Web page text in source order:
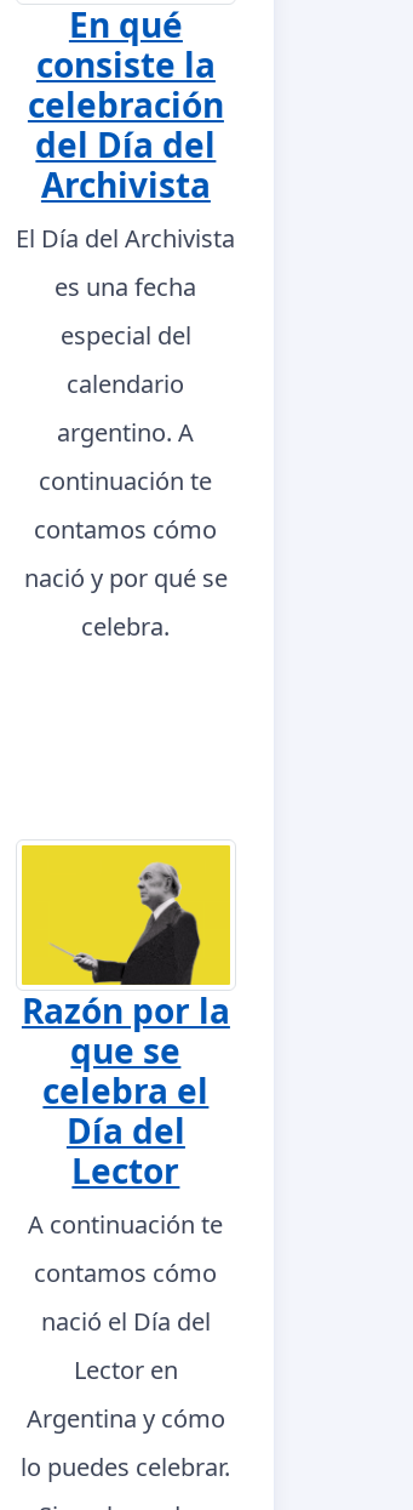
En qué
consiste la
celebración
del Día del
Archivista
El Día del Archivista
es una fecha
especial del
calendario
argentino. A
continuación te
contamos cómo
nació y por qué se
celebra.
Razón por la
que se
celebra el
Día del
Lector
A continuación te
contamos cómo
nació el Día del
Lector en
Argentina y cómo
lo puedes celebrar.